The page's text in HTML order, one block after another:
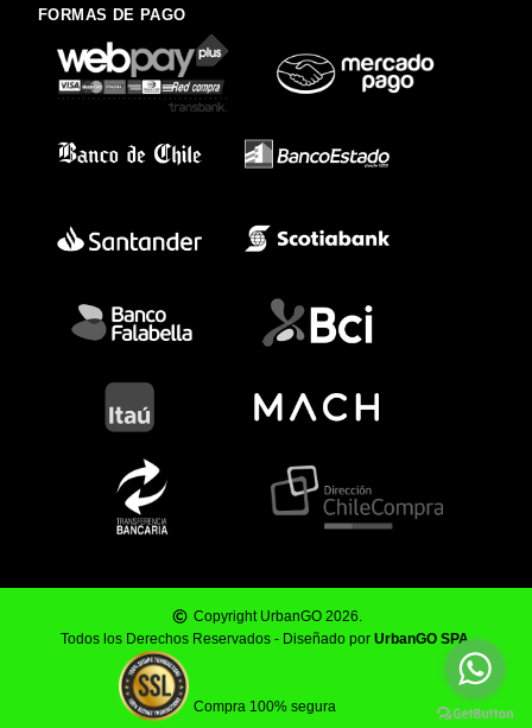
FORMAS DE PAGO
Copyright UrbanGO 2026.
Todos los Derechos Reservados - Diseñado por UrbanGO SPA.
Compra 100% segura